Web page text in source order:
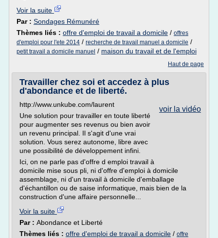
Voir la suite
Par : Sondages Rémunéré
Thèmes liés : offre d'emploi de travail a domicile / offres
d'emploi pour l'ete 2014 / recherche de travail manuel a domicile /
petit travail a domicile manuel / maison du travail et de l'emploi
Haut de page
Travailler chez soi et accedez à plus
d'abondance et de liberté.
voir la vidéo
http://www.unkube.com/laurent
Une solution pour travailler en toute liberté
pour augmenter ses revenus ou bien avoir
un revenu principal. Il s'agit d'une vrai
solution. Vous serez autonome, libre avec
une possibilité de développement infini.
Ici, on ne parle pas d'offre d emploi travail à
domicile mise sous pli, ni d'offre d'emploi à domicile
assemblage, ni d'un travail à domicile d'emballage
d'échantillon ou de saise informatique, mais bien de la
construction d'une affaire personnelle...
Voir la suite
Par : Abondance et Liberté
Thèmes liés : offre d'emploi de travail a domicile / offre